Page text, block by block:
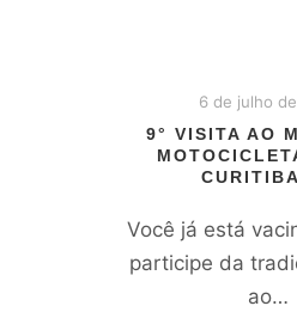
6 de julho
9° VISITA AO
Você já está
participe da
ao…